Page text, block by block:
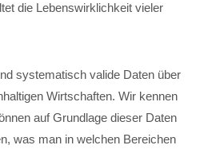
die Lebenswirklichkeit vieler
systematisch valide Daten über
Wirtschaften. Wir kennen
auf Grundlage dieser Daten
was man in welchen Bereichen